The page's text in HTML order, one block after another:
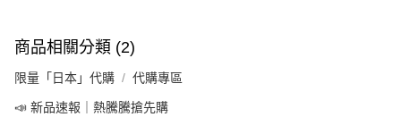
商品相關分類 (2)
限量「日本」代購 代購專區
📣 新品速報｜熱騰騰搶先購